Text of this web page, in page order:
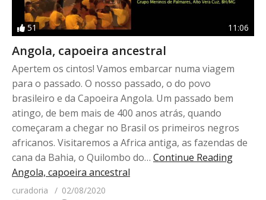
51 11:06
Angola, capoeira ancestral
Apertem os cintos! Vamos embarcar numa viagem
para o passado. O nosso passado, o do povo
brasileiro e da Capoeira Angola. Um passado bem
atingo, de bem mais de 400 anos atrás, quando
começaram a chegar no Brasil os primeiros negros
africanos. Visitaremos a Africa antiga, as fazendas de
cana da Bahia, o Quilombo do… Continue Reading
Angola, capoeira ancestral
curadoria
02/08/2020